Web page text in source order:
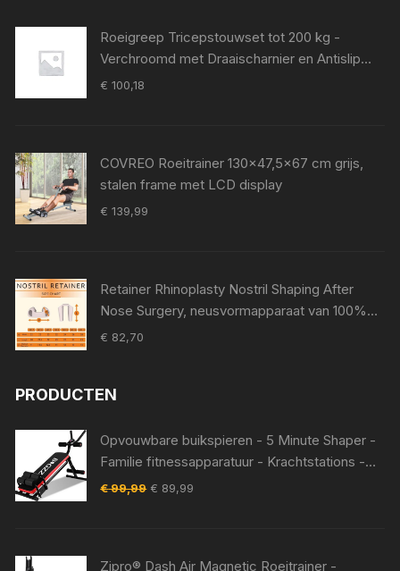
Roeigreep Tricepstouwset tot 200 kg -
Verchroomd met Draaischarnier en Antislip
Grip voor Krachttraining
€ 100,18
COVREO Roeitrainer 130x47,5x67 cm grijs,
stalen frame met LCD display
€ 139,99
Retainer Rhinoplasty Nostril Shaping After
Nose Surgery, neusvormapparaat van 100%
medische siliconen, neuspad voor Surgery,
€ 82,70
PRODUCTEN
Opvouwbare buikspieren - 5 Minute Shaper -
Familie fitnessapparatuur - Krachtstations -
Apparatuur voor bodybuilding - Evolution
€99,99 Oorspronkelijke
€ 89,99
Zipro® Dash Air Magnetic Roeitrainer -